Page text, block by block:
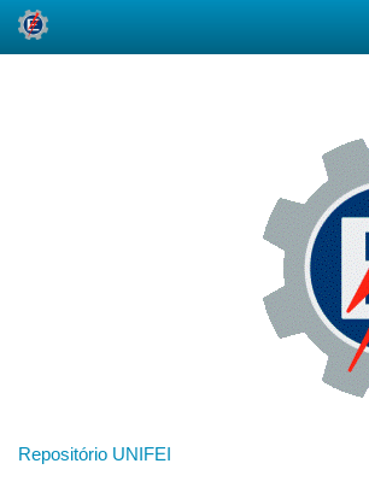
Repositório UNIFEI